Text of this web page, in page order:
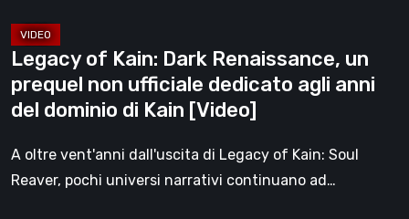
agli
anni
del
dominio
Legacy of Kain: Dark Renaissance, un
prequel non ufficiale dedicato agli anni
del dominio di Kain [Video]
A oltre vent'anni dall'uscita di Legacy of Kain: Soul
Reaver, pochi universi narrativi continuano ad…